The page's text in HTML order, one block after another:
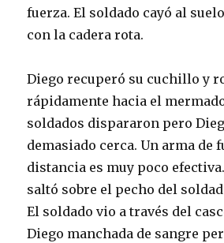
fuerza. El soldado cayó al
con la cadera rota.
Diego recuperó su cuchillo y
rápidamente hacia el
soldados dispararon pero
demasiado cerca. Un arma de
distancia es muy poco
saltó sobre el pecho del
El soldado vio a través del
Diego manchada de sangre